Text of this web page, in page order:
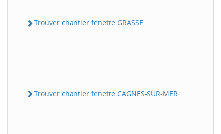
Trouver chantier fenetre GRASSE
Trouver chantier fenetre CAGNES-SUR-MER